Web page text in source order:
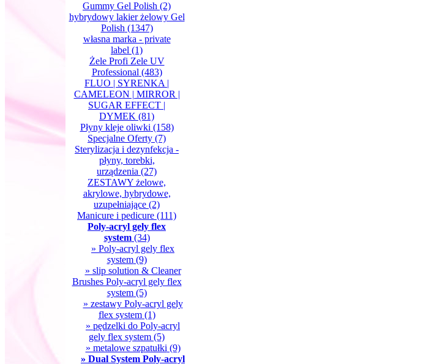
Gummy Gel Polish (2)
hybrydowy lakier żelowy Gel
Polish (1347)
własna marka - private
label (1)
Żele Profi Zele UV
Professional (483)
FLUO | SYRENKA |
CAMELEON | MIRROR |
SUGAR EFFECT |
DYMEK (81)
Płyny kleje oliwki (158)
Specjalne Oferty (7)
Sterylizacja i dezynfekcja -
płyny, torebki,
urządzenia (27)
ZESTAWY żelowe,
akrylowe, hybrydowe,
uzupełniające (2)
Manicure i pedicure (111)
Poly-acryl gely flex
system(34)
» Poly-acryl gely flex
system(9)
» slip solution & Cleaner
Brushes Poly-acryl gely flex
system(5)
» zestawy Poly-acryl gely
flex system(1)
» pędzelki do Poly-acryl
gely flex system (5)
» metalowe szpatułki (9)
» Dual System Poly-acryl